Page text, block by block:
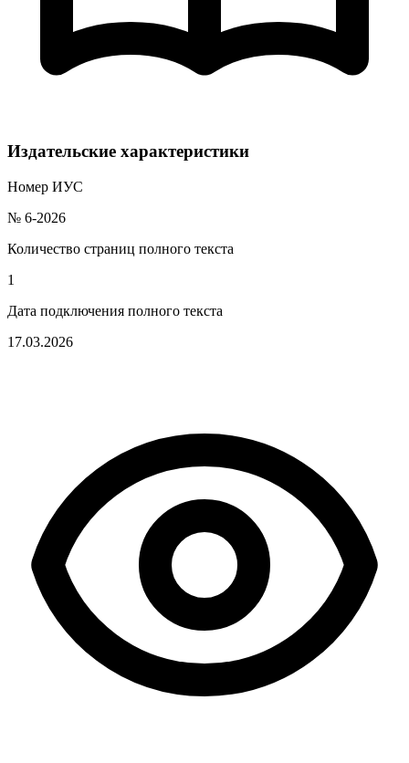
Издательские характеристики
Номер ИУС
№ 6-2026
Количество страниц полного текста
1
Дата подключения полного текста
17.03.2026